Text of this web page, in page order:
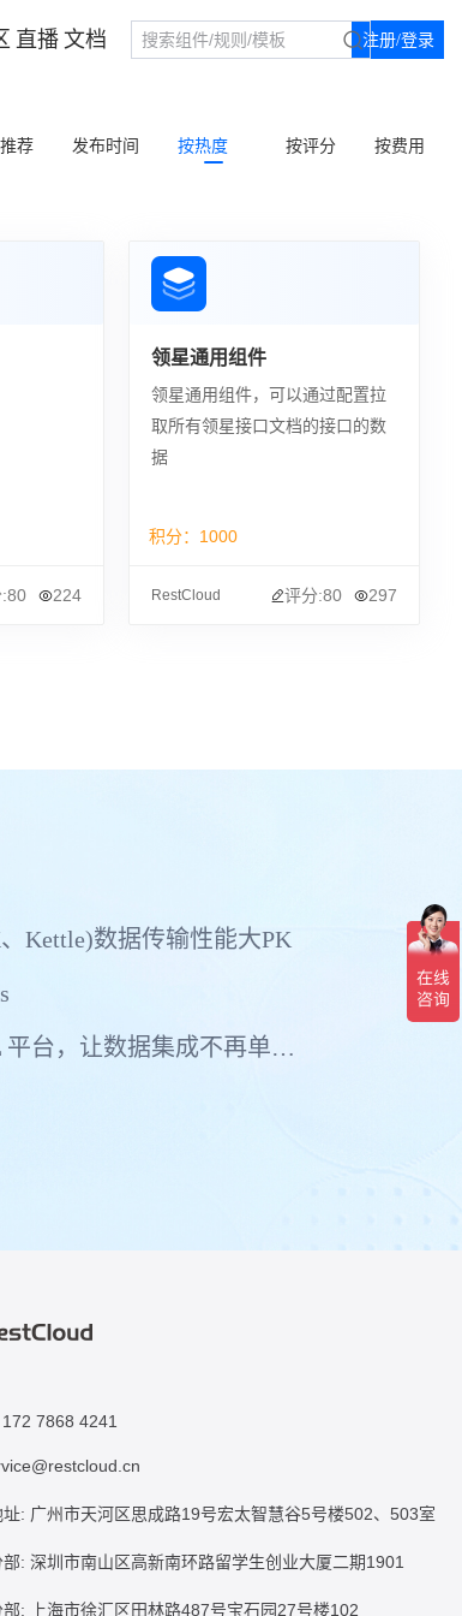
直播 文档 注册/登录
推荐 发布时间 按热度 按评分 按费用
224
领星通用组件
领星通用组件，可以通过配置拉
取所有领星接口文档的接口的数
据
积分： 1000
RestCloud 评分:80 297
Kettle)数据传输性能大PK
真正支持多中心多活的国产 ETL 平台，让数据集成不再单点依赖
7868 4241
址: 广州市天河区思成路19号宏太智慧谷5号楼502、503室
: 深圳市南山区高新南环路留学生创业大厦二期1901
部: 上海市徐汇区田林路487号宝石园27号楼102